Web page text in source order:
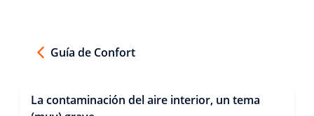
Guía de Confort
La contaminación del aire interior, un tema